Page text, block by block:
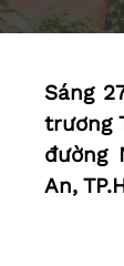
Sáng
trương
đường
An,